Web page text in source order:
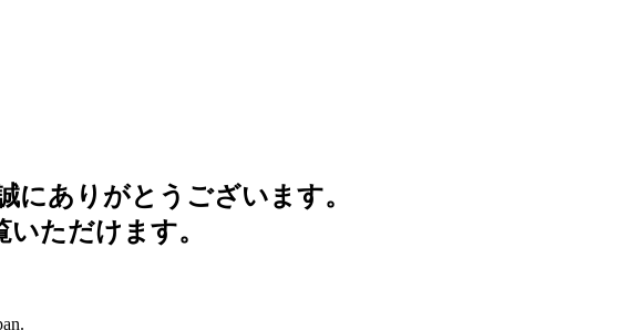
にありがとうございます。
ただけます。